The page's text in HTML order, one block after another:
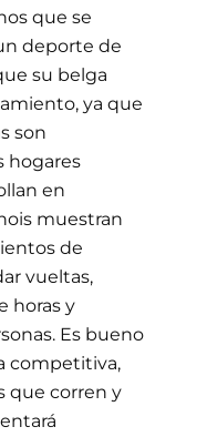
que se
deporte de
su belga
ya que
son
hogares
en
muestran
de
vueltas,
horas y
Es bueno
competitiva,
que corren y